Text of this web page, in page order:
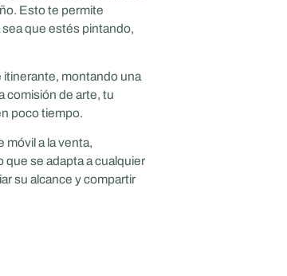
Esto te permite
que estés pintando,
itinerante, montando una
comisión de arte, tu
poco tiempo.
móvil a la venta,
que se adapta a cualquier
su alcance y compartir